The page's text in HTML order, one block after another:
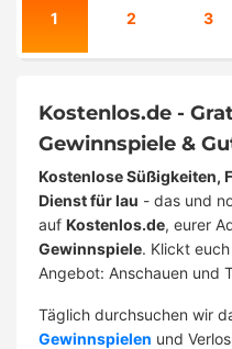
1 2 3
Kostenlos.de -
Gewinnspiele &
Kostenlose Süßigkeiten,
Dienst für lau - das und
auf Kostenlos.de, eurer
Gewinnspiele. Klickt
Angebot: Anschauen und
Täglich durchsuchen wir
Gewinnspielen und